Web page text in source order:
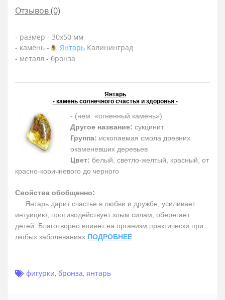
Отзывов (0)
- размер - 30х50 мм
- камень -
Янтарь Калининград
- металл - бронза
Янтарь
- камень солнечного счастья и здоровья -
- (нем. «огненный камень»)
Другое название: сукцинит
Группа: ископаемая смола древних
окаменевших деревьев
Цвет: белый, светло-желтый, красный, от
красно-коричневого до черного
Свойства обобщенно:
Янтарь дарит счастье в любви и дружбе, усиливает
интуицию, противодействует злым силам, оберегает
детей. Благотворно влияет на организм практически при
любых заболеваниях ПОДРОБНЕЕ
фигурки, бронза, янтарь